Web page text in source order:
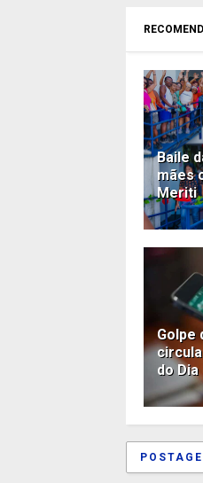
Baile
mães
Meriti
Golpe
do